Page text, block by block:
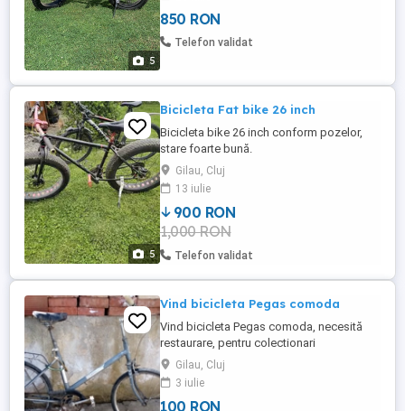
5
Roti pe 20 inch Merge foarte ușor Pentru
mai multe detalii la telefon
850 RON
Telefon validat
5
Bicicleta Fat bike 26 inch
Bicicleta bike 26 inch conform pozelor,
stare foarte bună.
Gilau, Cluj
13 iulie
900 RON
1,000 RON
Telefon validat
Vind bicicleta Pegas comoda
Vind bicicleta Pegas comoda, necesită
restaurare, pentru colectionari
Gilau, Cluj
3 iulie
100 RON